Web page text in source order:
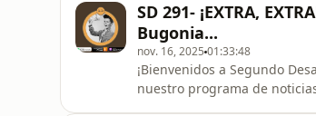
TOP 10 de cine, en
SD 291- ¡EXTRA,
Bugonia...
nov. 16, 2025 01:33:48
¡Bienvenidos a Segundo Desayuno
nuestro programa de noticias